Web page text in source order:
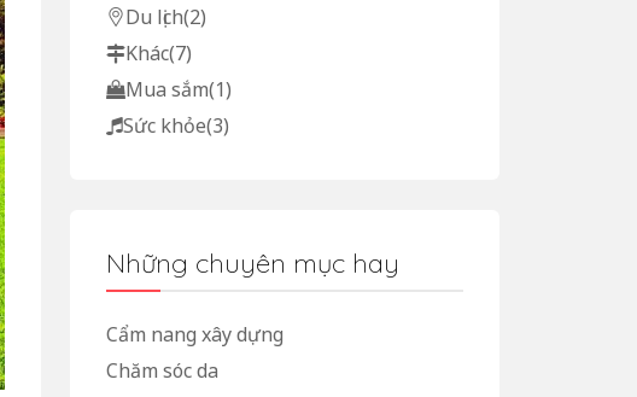
Du lịch(2)
Khác(7)
Mua sắm(1)
Sức khỏe(3)
Những chuyên mục hay
Cẩm nang xây dựng
Chăm sóc da